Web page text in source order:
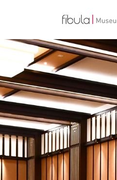
ANA SAYFA
PROJELER
ÜRÜNLER
TEKNOLOJİLER
BİZ KİMİZ
İLETİŞİM